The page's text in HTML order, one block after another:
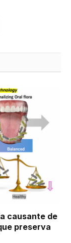
causante de
preserva